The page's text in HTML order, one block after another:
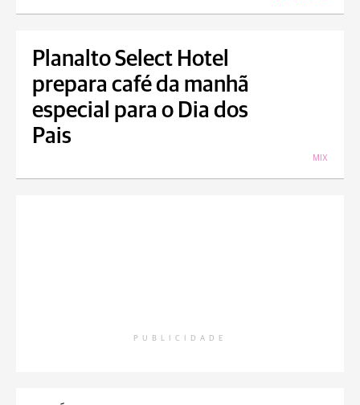
Planalto Select Hotel
prepara café da manhã
especial para o Dia dos
Pais
MIX
PUBLICIDADE